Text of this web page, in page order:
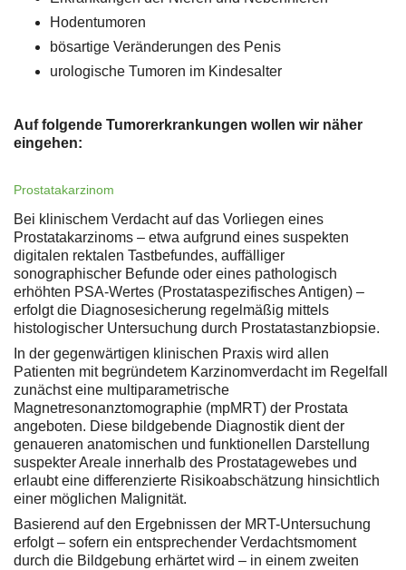
Hodentumoren
bösartige Veränderungen des Penis
urologische Tumoren im Kindesalter
Auf folgende Tumorerkrankungen wollen wir näher
eingehen:
Prostatakarzinom
Bei klinischem Verdacht auf das Vorliegen eines
Prostatakarzinoms – etwa aufgrund eines suspekten
digitalen rektalen Tastbefundes, auffälliger
sonographischer Befunde oder eines pathologisch
erhöhten PSA-Wertes (Prostataspezifisches Antigen) –
erfolgt die Diagnosesicherung regelmäßig mittels
histologischer Untersuchung durch Prostatastanzbiopsie.
In der gegenwärtigen klinischen Praxis wird allen
Patienten mit begründetem Karzinomverdacht im Regelfall
zunächst eine multiparametrische
Magnetresonanztomographie (mpMRT) der Prostata
angeboten. Diese bildgebende Diagnostik dient der
genaueren anatomischen und funktionellen Darstellung
suspekter Areale innerhalb des Prostatagewebes und
erlaubt eine differenzierte Risikoabschätzung hinsichtlich
einer möglichen Malignität.
Basierend auf den Ergebnissen der MRT-Untersuchung
erfolgt – sofern ein entsprechender Verdachtsmoment
durch die Bildgebung erhärtet wird – in einem zweiten